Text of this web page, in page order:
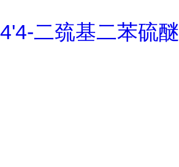
4'4-二巯基二苯硫醚